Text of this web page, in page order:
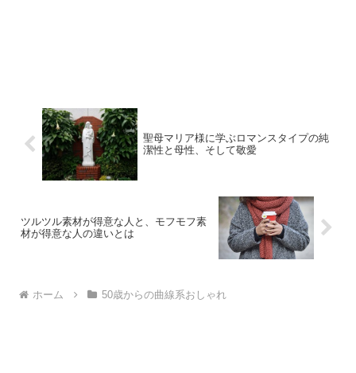
聖母マリア様に学ぶロマンスタイプの純
潔性と母性、そして敬愛
ツルツル素材が得意な人と、モフモフ素
材が得意な人の違いとは
ホーム 50歳からの曲線系おしゃれ